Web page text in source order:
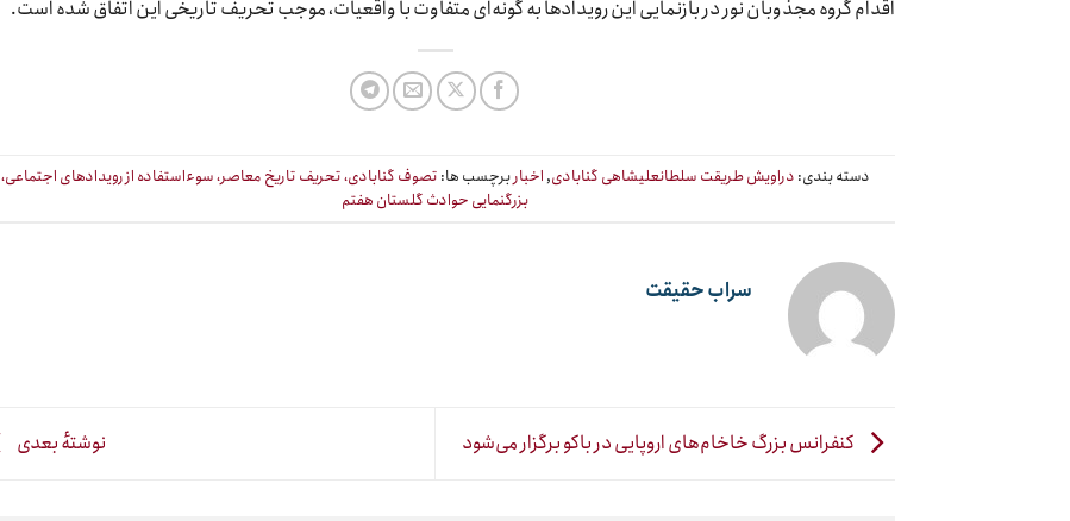
اقدام گروه مجذوبان نور در بازنمایی این رویدادها به گونه‌ای متفاوت با واقعیات، موجب تحریف تاریخی این اتفاق شده است.
دسته بندی: دراویش طریقت سلطانعلیشاهی گنابادی, اخبار برچسب ها: تصوف گنابادی، تحریف تاریخ معاصر، سوءاستفاده از رویدادهای اجتماعی،
بزرگنمایی حوادث گلستان هفتم
سراب حقیقت
کنفرانس بزرگ خاخام‌های اروپایی در باکو برگزار می‌شود نوشتهٔ بعدی